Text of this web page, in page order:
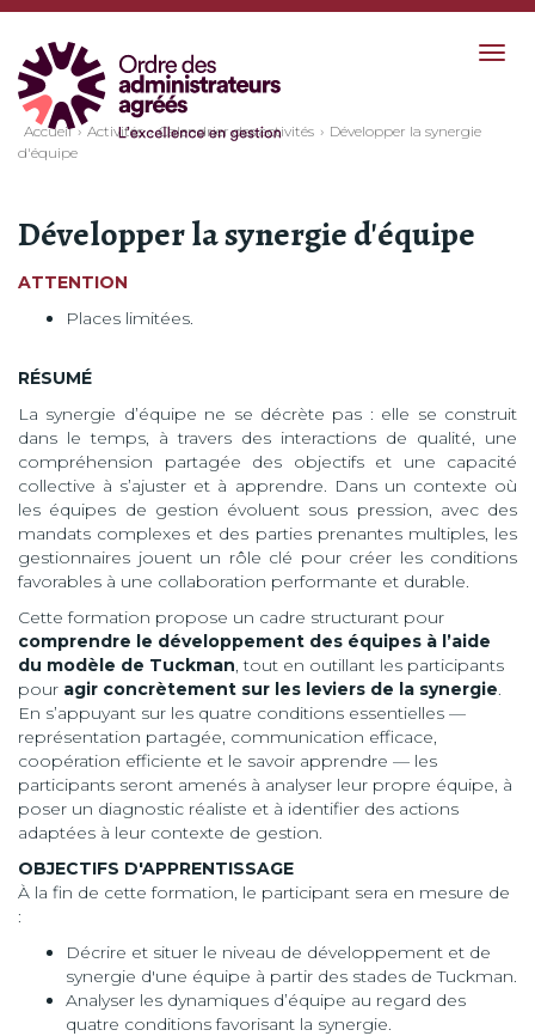
Accueil Activités Calendrier des activités
Développer la synergie
d'équipe
Développer la synergie d'équipe
ATTENTION
Places limitées.
RÉSUMÉ
La synergie d’équipe ne se décrète pas : elle se construit
dans le temps, à travers des interactions de qualité, une
compréhension partagée des objectifs et une capacité
collective à s’ajuster et à apprendre. Dans un contexte où
les équipes de gestion évoluent sous pression, avec des
mandats complexes et des parties prenantes multiples, les
gestionnaires jouent un rôle clé pour créer les conditions
favorables à une collaboration performante et durable.
Cette formation propose un cadre structurant pour
comprendre le développement des équipes à l’aide
du modèle de Tuckman, tout en outillant les participants
pour agir concrètement sur les leviers de la synergie.
En s’appuyant sur les quatre conditions essentielles —
représentation partagée, communication efficace,
coopération efficiente et le savoir apprendre — les
participants seront amenés à analyser leur propre équipe, à
poser un diagnostic réaliste et à identifier des actions
adaptées à leur contexte de gestion.
OBJECTIFS D'APPRENTISSAGE
À la fin de cette formation, le participant sera en mesure de
:
Décrire et situer le niveau de développement et de
synergie d'une équipe à partir des stades de Tuckman.
Analyser les dynamiques d’équipe au regard des
quatre conditions favorisant la synergie.